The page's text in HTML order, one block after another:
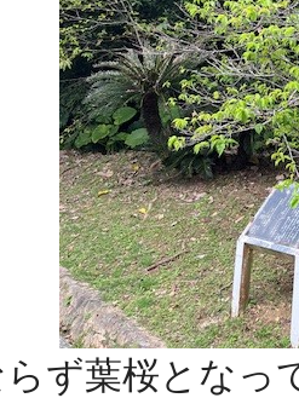
ず葉桜となっ